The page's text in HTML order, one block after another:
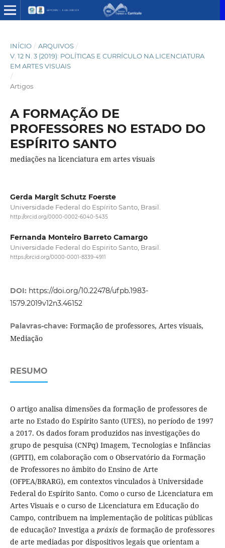
INÍCIO / ARQUIVOS /
V. 12 N. 3 (2019): POLÍTICAS E CURRÍCULO NA LICENCIATURA
EM ARTES VISUAIS
/
Artigos
A FORMAÇÃO DE
PROFESSORES NO ESTADO DO
ESPÍRITO SANTO
mediações na licenciatura em artes visuais
Gerda Margit Schutz Foerste
Universidade Federal do Espírito Santo, Brasil.
http://orcid.org/0000-0002-6040-5435
Fernanda Monteiro Barreto Camargo
Universidade Federal do Espirito Santo, Brasil.
https://orcid.org/0000-0001-8339-4911
DOI: https://doi.org/10.22478/ufpb.1983-
1579.2019v12n3.46152
Palavras-chave: Formação de professores, Artes visuais,
Mediação
RESUMO
O artigo analisa dimensões da formação de professores de
arte no Estado do Espírito Santo (UFES), no período de 1997
a 2017. Os dados foram produzidos nas investigações do
grupo de pesquisa (CNPq) Imagem, Tecnologias e Infâncias
(GPITI), em colaboração com o Observatório da Formação
de Professores no âmbito do Ensino de Arte
(OFPEA/BRARG), em contextos vinculados à Universidade
Federal do Espírito Santo. Como o curso de Licenciatura em
Artes Visuais e o curso de Licenciatura em Educação do
Campo, contribuem na implementação de políticas públicas
de educação? Investiga a práxis de formação de professores
de arte mediadas por dispositivos legais que orientam a